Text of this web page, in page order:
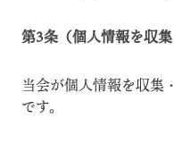
第3条（個人情報を収集
当会が個人情報を収集
です。